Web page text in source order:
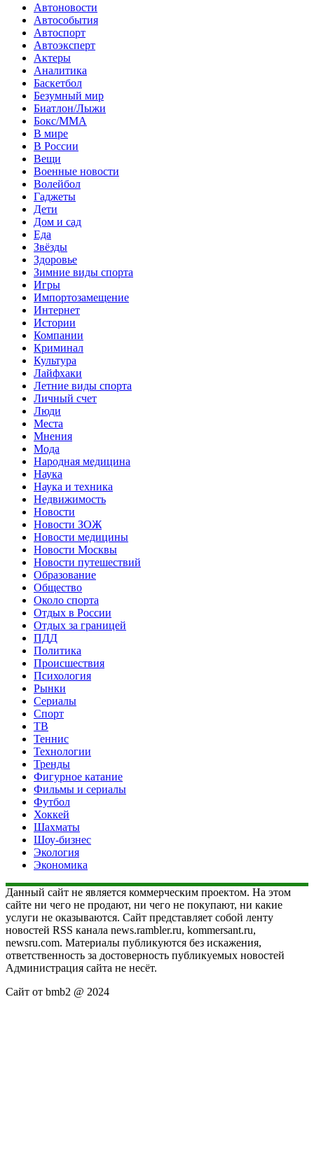
Автоновости
Автособытия
Автоспорт
Автоэксперт
Актеры
Аналитика
Баскетбол
Безумный мир
Биатлон/Лыжи
Бокс/MMA
В мире
В России
Вещи
Военные новости
Волейбол
Гаджеты
Дети
Дом и сад
Еда
Звёзды
Здоровье
Зимние виды спорта
Игры
Импортозамещение
Интернет
Истории
Компании
Криминал
Культура
Лайфхаки
Летние виды спорта
Личный счет
Люди
Места
Мнения
Мода
Народная медицина
Наука
Наука и техника
Недвижимость
Новости
Новости ЗОЖ
Новости медицины
Новости Москвы
Новости путешествий
Образование
Общество
Около спорта
Отдых в России
Отдых за границей
ПДД
Политика
Происшествия
Психология
Рынки
Сериалы
Спорт
ТВ
Теннис
Технологии
Тренды
Фигурное катание
Фильмы и сериалы
Футбол
Хоккей
Шахматы
Шоу-бизнес
Экология
Экономика
Данный сайт не является коммерческим проектом. На этом
сайте ни чего не продают, ни чего не покупают, ни какие
услуги не оказываются. Сайт представляет собой ленту
новостей RSS канала news.rambler.ru, kommersant.ru,
newsru.com. Материалы публикуются без искажения,
ответственность за достоверность публикуемых новостей
Администрация сайта не несёт.
Сайт от bmb2 @ 2024